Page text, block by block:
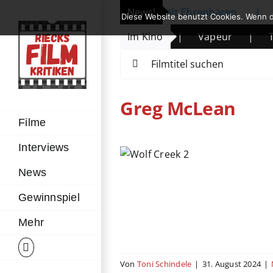
Inhalt
springen
Filme
Interviews
News
Gewinnspiel
Mehr
News!
eröffnet: Michelle Yeoh erhält Ehrenbären |
Im Kino
Die Legende des Wüstenkindes | Vapeur
Greg McLean
Reboot
Von Toni Schindele | 31. August 2024 |
Diese Website benutzt Cookies.